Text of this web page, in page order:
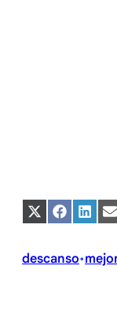
Compartir
en
Compartir
en en
descanso•